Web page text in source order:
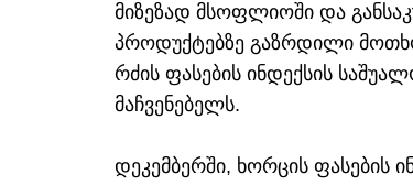
მიზეზად მსოფლიოში და
პროდუქტებზე გაზრდილი
რძის ფასების ინდექსის
მაჩვენებელს.
დეკემბერში, ხორცის ფასების